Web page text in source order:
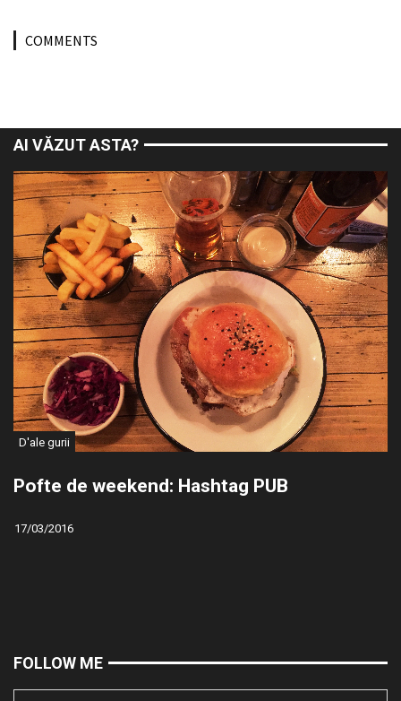
COMMENTS
AI VĂZUT ASTA?
D'ale gurii
Pofte de weekend: Hashtag PUB
17/03/2016
FOLLOW ME